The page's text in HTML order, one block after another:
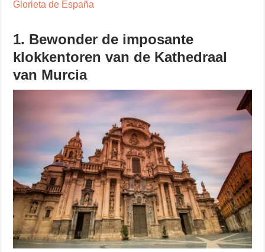
Glorieta de España
1. Bewonder de imposante
klokkentoren van de Kathedraal
van Murcia